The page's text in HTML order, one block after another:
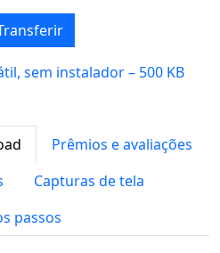
sem instalador – 500 KB
Prêmios e avaliações
Capturas de tela
passos